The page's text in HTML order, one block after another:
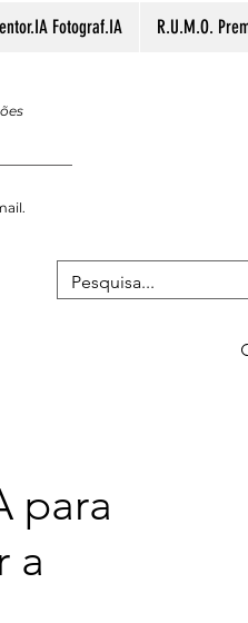
Fotograf.IA R.U.M.O.
para
a